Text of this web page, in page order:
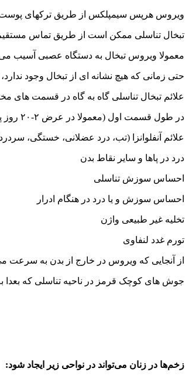
ویروس هرپس سیمپلکس از طریق ترکهای
تبخال تناسلی ممکن است از طریق تماس
معمولا ویروس تبخال به دستگاه عصبی آسیب
حتی زمانی که هیچ نشانه ای از تبخال وجود
علائم تبخال تناسلی گاه به گاه در قسمت های
در طول قسمت اول (معمولا در عرض ۲-۲۰ روز پس از تماس) علائم زیر ممکن است رخ دهد:
علائم آنفلوانزا (تب، درد عضلانی، خستگی،
درد در پاها و سایر نقاط بدن
احساس سوزش تناسلی
احساس سوزش و یا درد در هنگام ادرار
تخلیه غیر طبیعی واژن
تورم غدد لنفاوی
از آنجایی که ویروس در خارج از بدن به سرعت
جوش های کوچک قرمز در ناحیه تناسلی که بعدا
زخم‌ها در زنان می‌تواند در نواحی زیر ایجاد شود: